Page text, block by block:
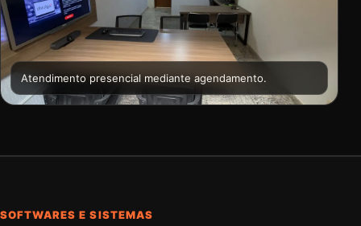
Atendimento presencial mediante agendamento.
SOFTWARES E SISTEMAS